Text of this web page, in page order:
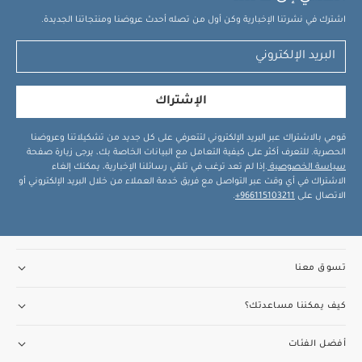
اشترك في نشرتنا الإخبارية وكن أول من تصله أحدث عروضنا ومنتجاتنا الجديدة.
الإشتراك
قومي بالاشتراك عبر البريد الإلكتروني لتتعرفي على كل جديد من تشكيلاتنا وعروضنا
الحصرية. للتعرف أكثر على كيفية التعامل مع البيانات الخاصة بك، يرجى زيارة صفحة
سياسة الخصوصية .إذا لم تعد ترغب في تلقي رسائلنا الإخبارية، يمكنك إلغاء
الاشتراك في أي وقت عبر التواصل مع فريق خدمة العملاء من خلال البريد الإلكتروني أو
الاتصال على 966115103211+
.
تسوق معنا
كيف يمكننا مساعدتك؟
أفضل الفئات